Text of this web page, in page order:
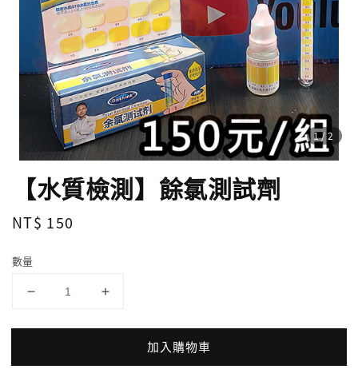
1/2
【水質檢測】餘氯測試劑
Regular
NT$ 150
數量
加入購物車